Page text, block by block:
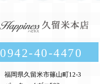
0942-40-4470
福岡県久留米市篠山町12-3